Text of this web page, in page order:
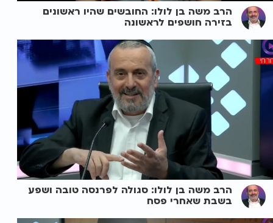
הרב משה בן לולו: החובשים שהיו ראשונים
בזירה חושפים לראשונה
הרב משה בן לולו: סגולה לפרנסה טובה ושפע
בשבת שאחרי פסח